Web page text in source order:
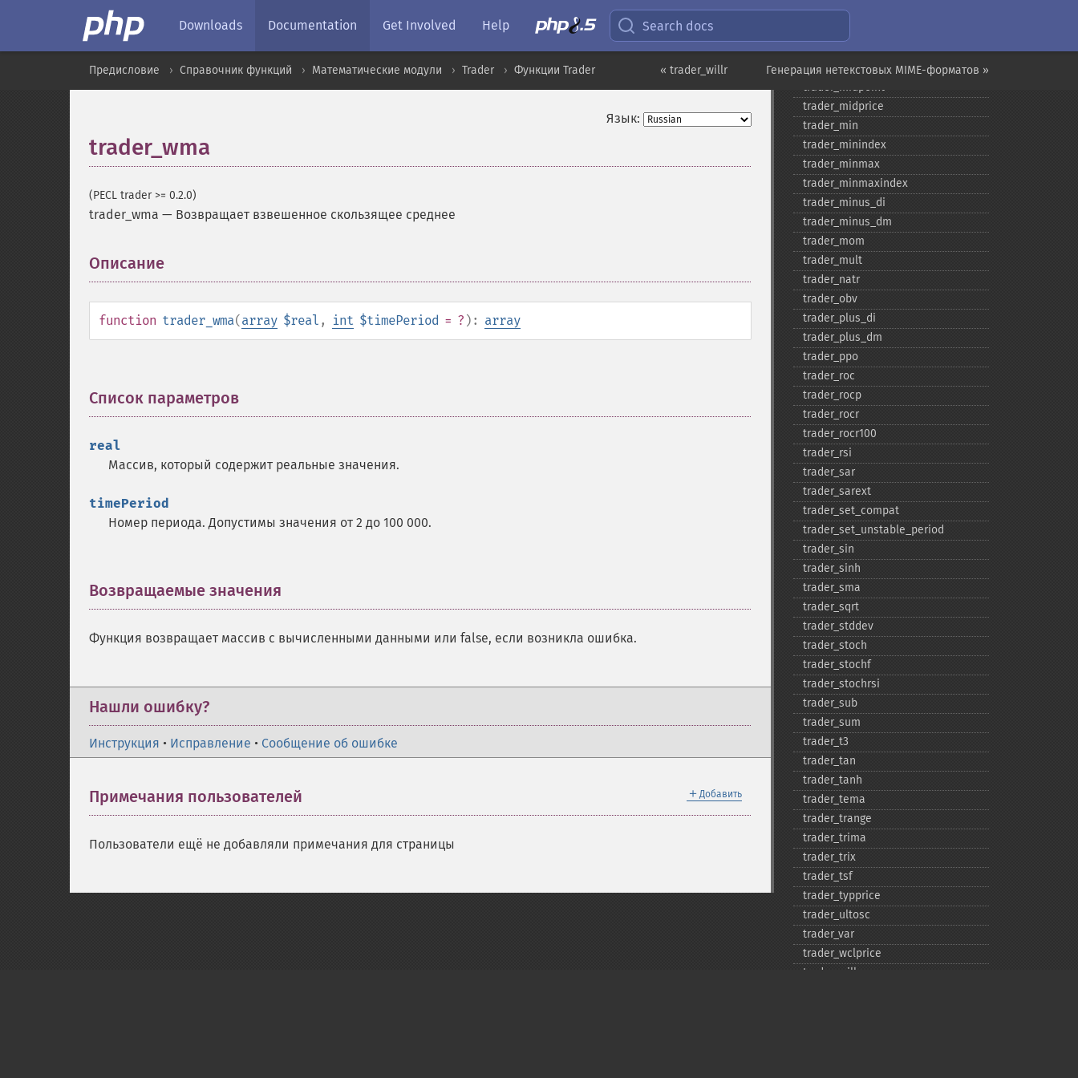
Downloads Documentation Get Involved Help Search docs
Генерация нетекстовых MIME-форматов »
« trader_willr
Предисловие Справочник функций Математические модули Trader Функции Trader
Язык:
trader_wma
(PECL trader >= 0.2.0)
trader_wma — Возвращает взвешенное скользящее среднее
Описание
function trader_wma(array $real , int $timePeriod = ? ): array
Список параметров
real
Массив, который содержит реальные значения.
timePeriod
Номер периода. Допустимы значения от 2 до 100 000.
Возвращаемые значения
Функция возвращает массив с вычисленными данными или false, если возникла ошибка.
Нашли ошибку?
Инструкция • Исправление • Сообщение об ошибке
＋ Добавить
Примечания пользователей
Пользователи ещё не добавляли примечания для страницы
trader_​max
trader_​medprice
trader_​mfi
trader_​midpoint
trader_​midprice
trader_​min
trader_​minindex
trader_​minmax
trader_​minmaxindex
trader_​minus_​di
trader_​minus_​dm
trader_​mom
trader_​mult
trader_​natr
trader_​obv
trader_​plus_​di
trader_​plus_​dm
trader_​ppo
trader_​roc
trader_​rocp
trader_​rocr
trader_​rocr100
trader_​rsi
trader_​sar
trader_​sarext
trader_​set_​compat
trader_​set_​unstable_​period
trader_​sin
trader_​sinh
trader_​sma
trader_​sqrt
trader_​stddev
trader_​stoch
trader_​stochf
trader_​stochrsi
trader_​sub
trader_​sum
trader_​t3
trader_​tan
trader_​tanh
trader_​tema
trader_​trange
trader_​trima
trader_​trix
trader_​tsf
trader_​typprice
trader_​ultosc
trader_​var
trader_​wclprice
trader_​willr